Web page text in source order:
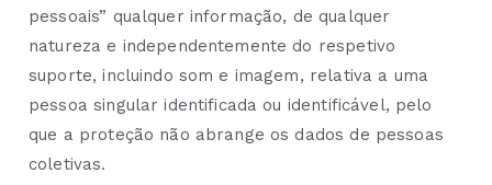
pessoais” qualquer informação, de qualquer
natureza e independentemente do respetivo
suporte, incluindo som e imagem, relativa a uma
pessoa singular identificada ou identificável, pelo
que a proteção não abrange os dados de pessoas
coletivas.